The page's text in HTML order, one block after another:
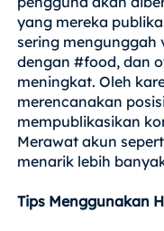
yang mereka
sering mengunggah
dengan #food, dan
meningkat. Oleh
merencanakan
mempublikasikan
Merawat akun
menarik lebih
Tips Menggunakan